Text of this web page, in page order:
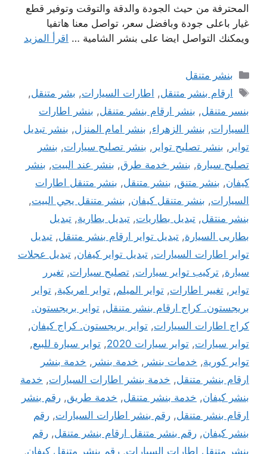
المحترفة من حيث الجودة والدقة والتوقت وتوفير قطع
غيار باعلى جودة وبافضل سعر، تواصل معنا هاتفيا
ويمكنك التواصل ايضا على بنشر الشامية … اقرأ المزيد
التصنيفات
بنشر متنقل
الوسوم
ارقام بنشر متنقل, اطارات السيارات, بشر متنقل,
بنسر متنقل, بنشر ارقام بنشر متنقل, بنشر اطارات
السيارات, بنشر الزهراء, بنشر امام المنزل, بنشر تبديل
تواير , بنشر تصليح تواير , بنشر تصليح سيارات, بنشر
تصليح سيارة, بنشر خدمة طرق, بنشر عند البيت, بنشر
كيفان, بنشر متنق, بنشر متنقل, بنشر متنقل اطارات
السيارات, بنشر متنقل كيفان, بنشر متنقل يجي البيت,
بنشر منتقل, تبديل بطاريات, تبديل بطارية, تبديل
بطاريى السيارة, تبديل تواير ارقام بنشر متنقل, تبديل
تواير اطارات السيارات, تبديل تواير كيفان, تبديل عجلات
سيارة, تركيب تواير سيارات, تصليح سيارات, تغيرر
تواير , تغيير اطارات, تواير الميلم, تواير امريكية, تواير
بريجستون. كراج ارقام بنشر متنقل, تواير بريجستون.
كراج اطارات السيارات, تواير بريجستون. كراج كيفان,
تواير سيارات, تواير سيارات 2020 , تواير سيارة للبيع,
تواير كورية, خدمات بنشر , خدمة بنشر , خدمة بنشر
ارقام بنشر متنقل, خدمة بنشر اطارات السيارات, خدمة
بنشر كيفان, خدمة بنشر متنقل, خدمة طريق, رقم بنشر
ارقام بنشر متنقل, رقم بنشر اطارات السيارات, رقم
بنشر كيفان, رقم بنشر متنقل ارقام بنشر متنقل, رقم
بنشر متنقل اطارات السيارات, رقم بنشر متنقل كيفان,